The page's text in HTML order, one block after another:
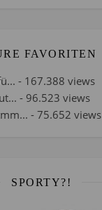
FAVORITEN
- 167.388 views
- 96.523 views
- 75.652 views
SPORTY?!